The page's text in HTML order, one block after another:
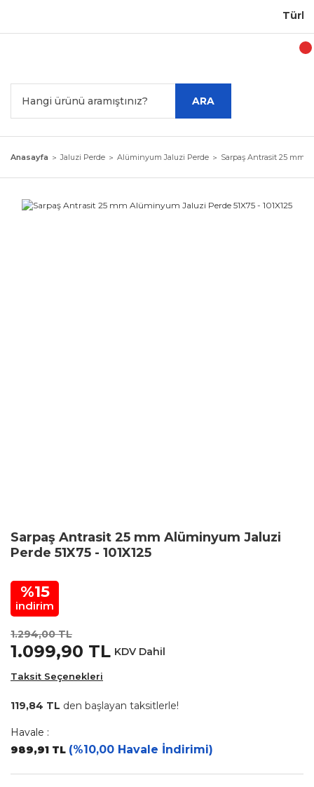
ARA
Anasayfa Jaluzi Perde Alüminyum Jaluzi Perde Sarpaş Antrasit 25 mm
Sarpaş Antrasit 25 mm Alüminyum Jaluzi
Perde 51X75 - 101X125
%15
indirim
1.294,00 TL
1.099,90 TL KDV Dahil
Taksit Seçenekleri
119,84 TL den başlayan taksitlerle!
Havale :
989,91 TL (%10,00 Havale İndirimi)